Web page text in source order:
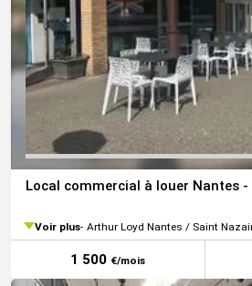
Local commercial à louer Nantes
Voir plus Arthur Loyd Nantes / Saint
1 500 €/mois